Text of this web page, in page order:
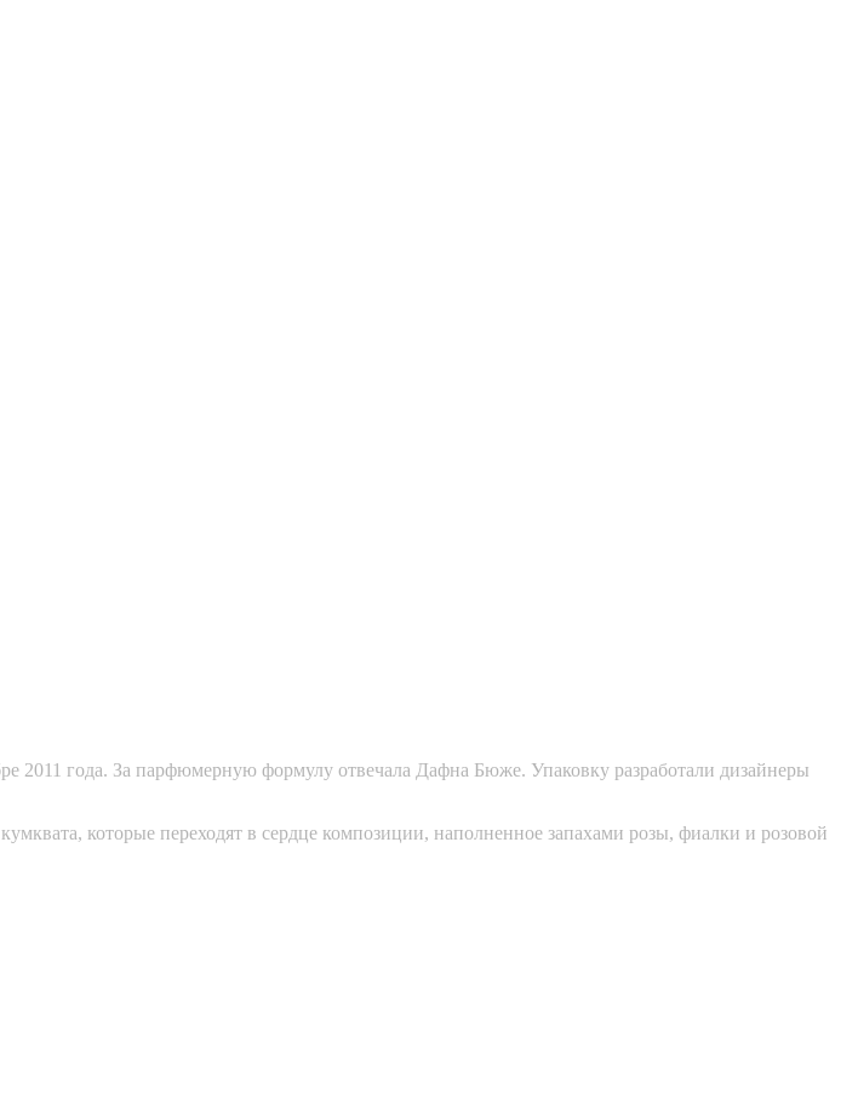
года. За парфюмерную формулу отвечала Дафна Бюже. Упаковку разработали дизайнеры
которые переходят в сердце композиции, наполненное запахами розы, фиалки и розовой